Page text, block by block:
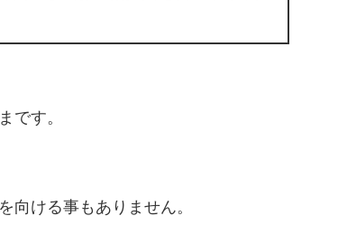
です。
向ける事もありません。